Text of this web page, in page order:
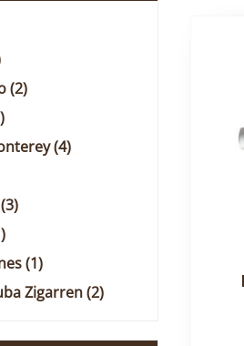
(2)
(4)
(3)
(1)
Zigarren(2)